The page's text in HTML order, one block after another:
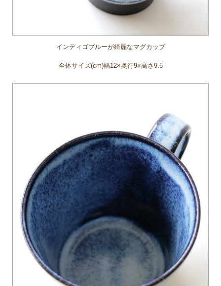
インディゴブルーが綺麗なマグカップ
全体サイズ(cm)幅12×奥行9×高さ9.5